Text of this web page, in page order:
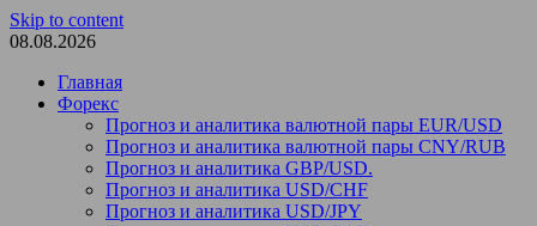
Skip to content
08.08.2026
Главная
Форекс
Прогноз и аналитика валютной пары EUR/USD
Прогноз и аналитика валютной пары CNY/RUB
Прогноз и аналитика GBP/USD.
Прогноз и аналитика USD/CHF
Прогноз и аналитика USD/JPY